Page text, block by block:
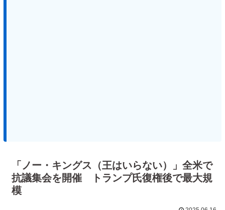
「ノー・キングス（王はいらない）」全米で
抗議集会を開催 トランプ氏復権後で最大規
模